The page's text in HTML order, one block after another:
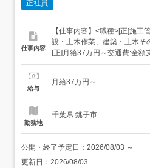
正社員
仕事内容
【仕事内容】<職種>[正]施工
設・土木作業、建築・土木そ
[正]月給37万円～交通費:全額
代:49,143円 20時間相当分が
間:3ヶ月/正社員/月給37万円
給与
月給37万円～
勤務地
千葉県 銚子市
公開・終了予定日： 2026/08/03 ～
更新日： 2026/08/03